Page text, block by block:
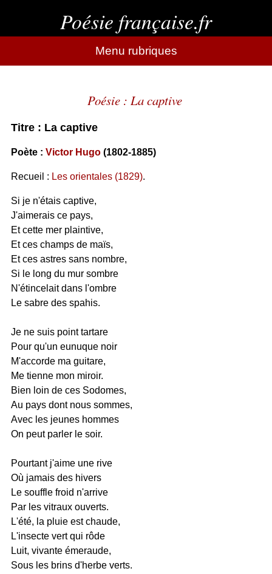
Poésie française.fr
Menu rubriques
Poésie : La captive
Titre : La captive
Poète : Victor Hugo(1802-1885)
Recueil : Les orientales (1829).
Si je n'étais captive,
J'aimerais ce pays,
Et cette mer plaintive,
Et ces champs de maïs,
Et ces astres sans nombre,
Si le long du mur sombre
N'étincelait dans l'ombre
Le sabre des spahis.
Je ne suis point tartare
Pour qu'un eunuque noir
M'accorde ma guitare,
Me tienne mon miroir.
Bien loin de ces Sodomes,
Au pays dont nous sommes,
Avec les jeunes hommes
On peut parler le soir.
Pourtant j'aime une rive
Où jamais des hivers
Le souffle froid n'arrive
Par les vitraux ouverts.
L'été, la pluie est chaude,
L'insecte vert qui rôde
Luit, vivante émeraude,
Sous les brins d'herbe verts.